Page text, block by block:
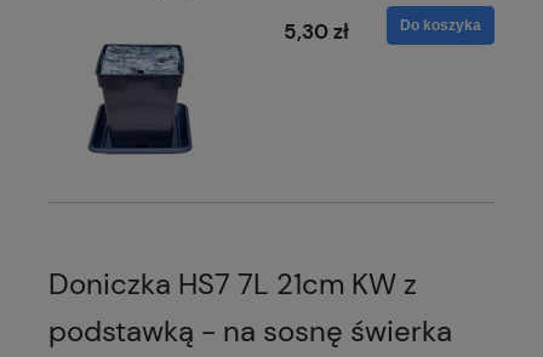
5,30 zł Do koszyka
Doniczka HS7 7L 21cm KW z
podstawką - na sosnę świerka